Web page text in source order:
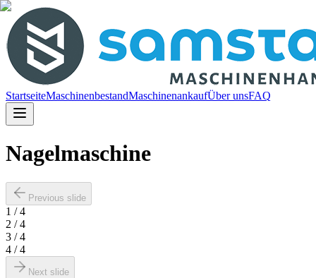
StartseiteMaschinenbestandMaschinenankaufÜber unsFAQ
Nagelmaschine
Previous slide
1 /4
2 /4
3 /4
4 /4
Next slide